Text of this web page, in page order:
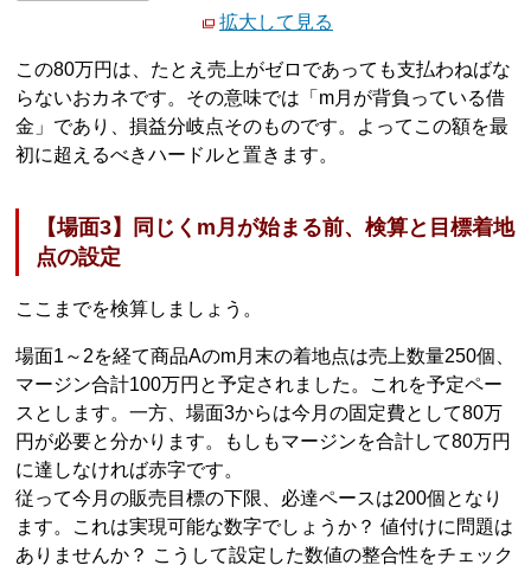
拡大して見る
この80万円は、たとえ売上がゼロであっても支払わねばな
らないおカネです。その意味では「m月が背負っている借
金」であり、損益分岐点そのものです。よってこの額を最
初に超えるべきハードルと置きます。
【場面3】同じくm月が始まる前、検算と目標着地
点の設定
ここまでを検算しましょう。
場面1～2を経て商品Aのm月末の着地点は売上数量250個、
マージン合計100万円と予定されました。これを予定ペー
スとします。一方、場面3からは今月の固定費として80万
円が必要と分かります。もしもマージンを合計して80万円
に達しなければ赤字です。
従って今月の販売目標の下限、必達ペースは200個となり
ます。これは実現可能な数字でしょうか？ 値付けに問題は
ありませんか？ こうして設定した数値の整合性をチェック